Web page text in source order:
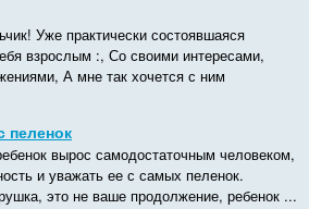
Уже практически состоявшаяся
взрослым :, Со своими интересами,
А мне так хочется с ним
пеленок
вырос самодостаточным человеком,
и уважать ее с самых пеленок.
это не ваше продолжение, ребенок ...